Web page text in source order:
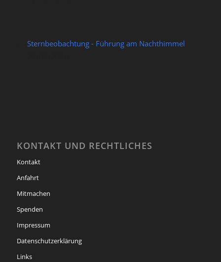
Sternbeobachtung - Führung am Nachthimmel
KONTAKT UND RECHTLICHES
Kontakt
Anfahrt
Mitmachen
Spenden
Impressum
Datenschutzerklärung
Links